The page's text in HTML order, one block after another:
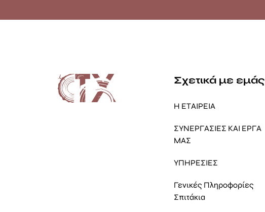
Σχετικά με εμάς
Η ΕΤΑΙΡΕΙΑ
ΣΥΝΕΡΓΑΣΙΕΣ ΚΑΙ ΕΡΓΑ
ΜΑΣ
ΥΠΗΡΕΣΙΕΣ
Γενικές Πληροφορίες
Σπιτάκια